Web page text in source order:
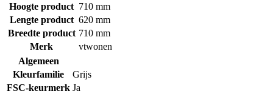
Hoogte product 710 mm
Lengte product 620 mm
Breedte product 710 mm
Merk
vtwonen
Algemeen
Kleurfamilie
Grijs
FSC-keurmerk Ja